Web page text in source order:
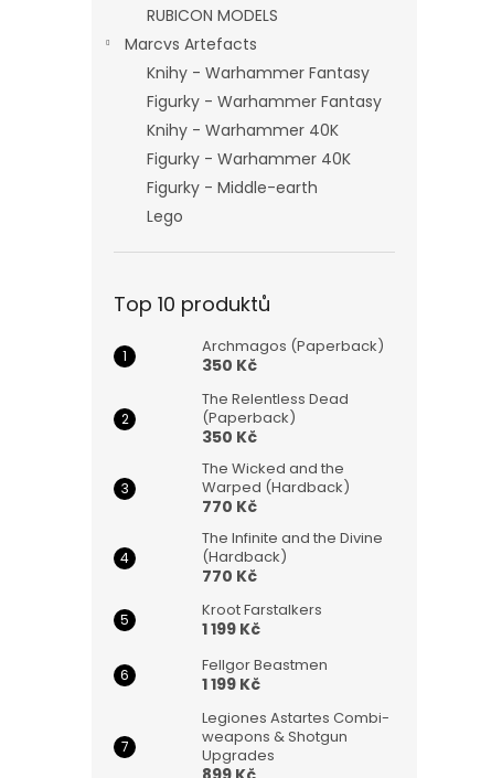
RUBICON MODELS
Marcvs Artefacts
Knihy - Warhammer Fantasy
Figurky - Warhammer Fantasy
Knihy - Warhammer 40K
Figurky - Warhammer 40K
Figurky - Middle-earth
Lego
Top 10 produktů
Archmagos (Paperback)
350 Kč
The Relentless Dead
(Paperback)
350 Kč
The Wicked and the
Warped (Hardback)
770 Kč
The Infinite and the Divine
(Hardback)
770 Kč
Kroot Farstalkers
1 199 Kč
Fellgor Beastmen
1 199 Kč
Legiones Astartes Combi-
weapons & Shotgun
Upgrades